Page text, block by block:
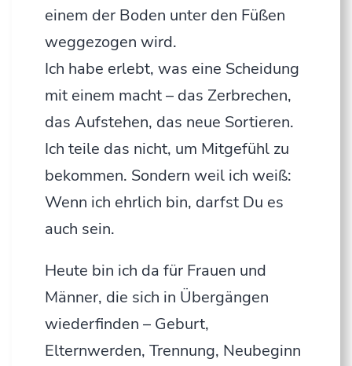
einem der Boden unter den Füßen
weggezogen wird.
Ich habe erlebt, was eine Scheidung
mit einem macht – das Zerbrechen,
das Aufstehen, das neue Sortieren.
Ich teile das nicht, um Mitgefühl zu
bekommen. Sondern weil ich weiß:
Wenn ich ehrlich bin, darfst Du es
auch sein.
Heute bin ich da für Frauen und
Männer, die sich in Übergängen
wiederfinden – Geburt,
Elternwerden, Trennung, Neubeginn